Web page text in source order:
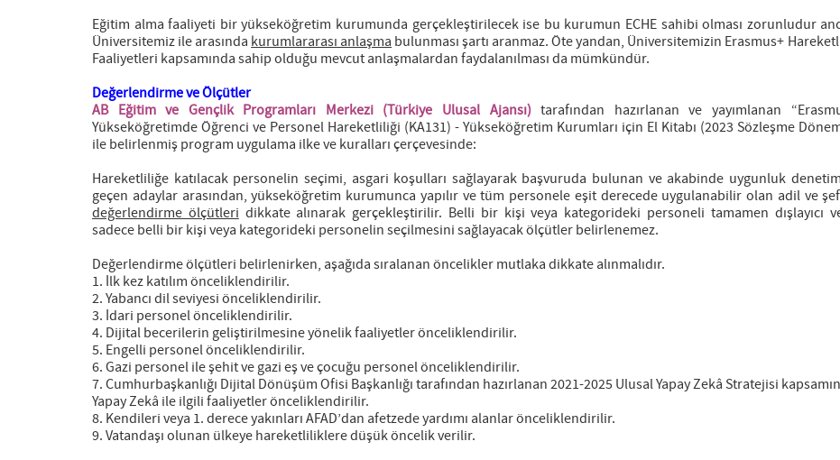
Eğitim alma faaliyeti bir yükseköğretim kurumunda gerçekleştirilecek ise bu kurumun ECHE sahibi olması zorunludur
Üniversitemiz ile arasında kurumlararası anlaşma bulunması şartı aranmaz. Öte yandan, Üniversitemizin Erasmus+
Faaliyetleri kapsamında sahip olduğu mevcut anlaşmalardan faydalanılması da mümkündür.
Değerlendirme ve Ölçütler
AB Eğitim ve Gençlik Programları Merkezi (Türkiye Ulusal Ajansı)tarafından hazırlanan ve yayımlanan
Yükseköğretimde Öğrenci ve Personel Hareketliliği (KA131) - Yükseköğretim Kurumları için El Kitabı (2023 Sözleşme
ile belirlenmiş program uygulama ilke ve kuralları çerçevesinde:
Hareketliliğe katılacak personelin seçimi, asgari koşulları sağlayarak başvuruda bulunan ve akabinde uygunluk
geçen adaylar arasından, yükseköğretim kurumunca yapılır ve tüm personele eşit derecede uygulanabilir olan adil ve
değerlendirme ölçütleri dikkate alınarak gerçekleştirilir. Belli bir kişi veya kategorideki personeli tamamen dışlayıcı
sadece belli bir kişi veya kategorideki personelin seçilmesini sağlayacak ölçütler belirlenemez.
Değerlendirme ölçütleri belirlenirken, aşağıda sıralanan öncelikler mutlaka dikkate alınmalıdır.
1. İlk kez katılım önceliklendirilir.
2. Yabancı dil seviyesi önceliklendirilir.
3. İdari personel önceliklendirilir.
4. Dijital becerilerin geliştirilmesine yönelik faaliyetler önceliklendirilir.
5. Engelli personel önceliklendirilir.
6. Gazi personel ile şehit ve gazi eş ve çocuğu personel önceliklendirilir.
7. Cumhurbaşkanlığı Dijital Dönüşüm Ofisi Başkanlığı tarafından hazırlanan 2021-2025 Ulusal Yapay Zekâ Stratejisi
Yapay Zekâ ile ilgili faaliyetler önceliklendirilir.
8. Kendileri veya 1. derece yakınları AFAD’dan afetzede yardımı alanlar önceliklendirilir.
9. Vatandaşı olunan ülkeye hareketliliklere düşük öncelik verilir.